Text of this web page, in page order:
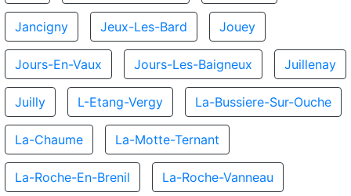
Jancigny Jeux-Les-Bard Jouey
Jours-En-Vaux Jours-Les-Baigneux Juillenay
Juilly L-Etang-Vergy La-Bussiere-Sur-Ouche
La-Chaume La-Motte-Ternant
La-Roche-En-Brenil La-Roche-Vanneau